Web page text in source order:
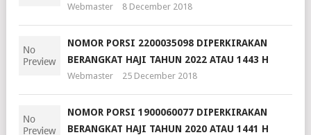
Webmaster 8 December 2018
NOMOR PORSI 2200035098 DIPERKIRAKAN
BERANGKAT HAJI TAHUN 2022 ATAU 1443 H
Webmaster 25 December 2018
NOMOR PORSI 1900060077 DIPERKIRAKAN
BERANGKAT HAJI TAHUN 2020 ATAU 1441 H